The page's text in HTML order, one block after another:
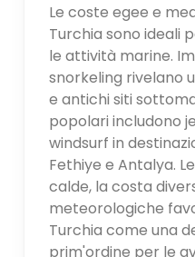
Le coste egee e
Turchia sono ideali
le attività marine.
snorkeling rivelano
e antichi siti
popolari includono
windsurf in
Fethiye e Antalya.
calde, la costa
meteorologiche
Turchia come una
prim'ordine per le